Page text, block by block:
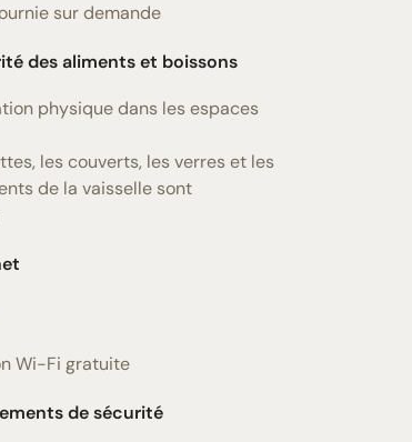
sur demande
des aliments et boissons
physique dans les espaces
les couverts, les verres et les
de la vaisselle sont
Wi-Fi gratuite
de sécurité